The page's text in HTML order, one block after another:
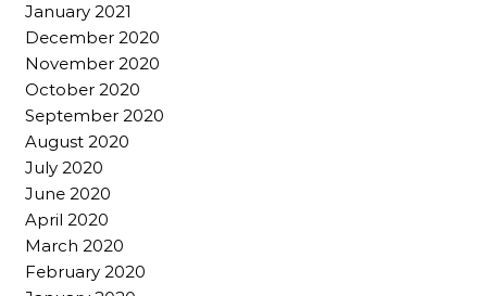
January 2021
December 2020
November 2020
October 2020
September 2020
August 2020
July 2020
June 2020
April 2020
March 2020
February 2020